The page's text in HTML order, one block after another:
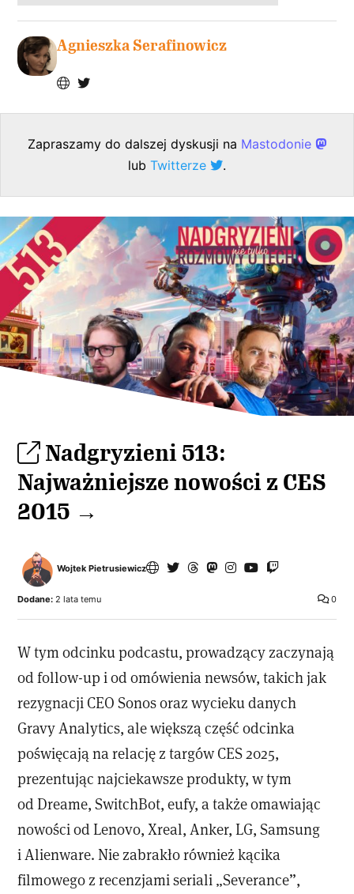
Agnieszka Serafinowicz
Zapraszamy do dalszej dyskusji na Mastodonie
lub Twitterze .
Nadgryzieni 513:
Najważniejsze nowości z CES
2015 →
Wojtek Pietrusiewicz
0
Dodane: 2 lata temu
W tym odcinku podcastu, prowadzący zaczynają
od follow-up i od omówienia newsów, takich jak
rezygnacji CEO Sonos oraz wycieku danych
Gravy Analytics, ale większą część odcinka
poświęcają na relację z targów CES 2025,
prezentując najciekawsze produkty, w tym
od Dreame, SwitchBot, eufy, a także omawiając
nowości od Lenovo, Xreal, Anker, LG, Samsung
i Alienware. Nie zabrakło również kącika
filmowego z recenzjami seriali „Severance”,